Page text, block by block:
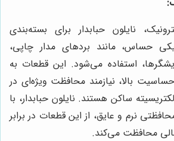
نایلون حبابدار برای بسته‌بندی
حساس، مانند بردهای مدار چاپی،
استفاده می‌شود. این قطعات به
بالا، نیازمند محافظت ویژه‌ای در
ساکن هستند. نایلون حبابدار، با
نرم و عایق، از این قطعات در برابر
محافظت می‌کند.